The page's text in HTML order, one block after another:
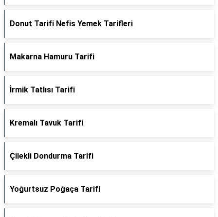
Donut Tarifi Nefis Yemek Tarifleri
Makarna Hamuru Tarifi
İrmik Tatlısı Tarifi
Kremalı Tavuk Tarifi
Çilekli Dondurma Tarifi
Yoğurtsuz Poğaça Tarifi